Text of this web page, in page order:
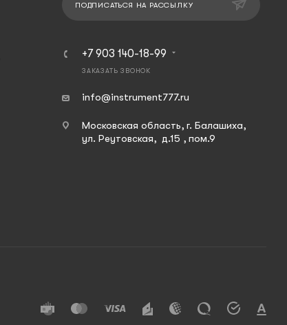
ПОДПИСАТЬСЯ НА РАССЫЛКУ
+7 903 140-18-99
ЗАКАЗАТЬ ЗВОНОК
info@instrument777.ru
Московская область, г. Балашиха,
ул. Реутовская, д.15 , пом.9